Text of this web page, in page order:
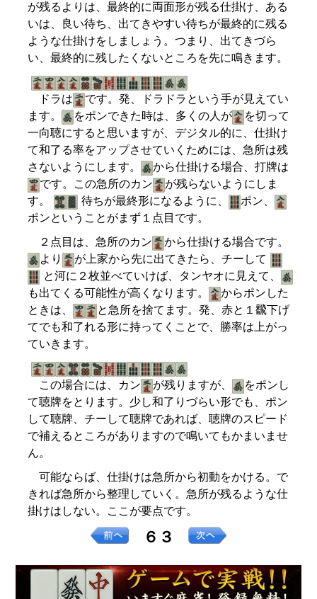
が残るよりは、最終的に両面形が残る仕掛け、ある
いは、良い待ち、出てきやすい待ちが最終的に残る
ような仕掛けをしましょう。つまり、出てきづら
い、最終的に残したくないところを先に鳴きます。
ドラは
です。発、ドラドラという手が見えてい
ます。
をポンできた時は、多くの人が
を切って
一向聴にすると思いますが、デジタル的に、仕掛け
て和了る率をアップさせていくためには、急所は残
さないようにします。
から仕掛ける場合、打牌は
です。この急所のカン
が残らないようにしま
す。
待ちが最終形になるように、
ポン、
ポンということがまず１点目です。
２点目は、急所のカン
から仕掛ける場合です。
より
が上家から先に出てきたら、チーして
と河に２枚並べていけば、タンヤオに見えて、
も出てくる可能性が高くなります。
からポンした
ときは、
と急所を捨てます。発、赤と１飜下げ
てでも和了れる形に持ってくことで、勝率は上がっ
ていきます。
この場合には、カン が残りますが、
をポンし
て聴牌をとります。少し和了りづらい形でも、ポン
して聴牌、チーして聴牌であれば、聴牌のスピード
で補えるところがありますので鳴いてもかまいませ
ん。
可能ならば、仕掛けは急所から初動をかける。で
きれば急所から整理していく。急所が残るような仕
掛けはしない。ここが要点です。
６３